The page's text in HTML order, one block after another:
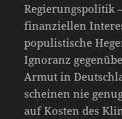
Regierungspolitik
finanziellen
populistische
Ignoranz
Armut in
scheinen nie
auf Kosten des